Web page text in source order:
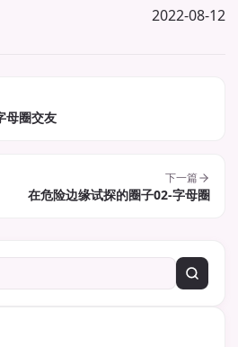
2022-08-12
母圈交友
下一篇
在危险边缘试探的圈子02-字母圈